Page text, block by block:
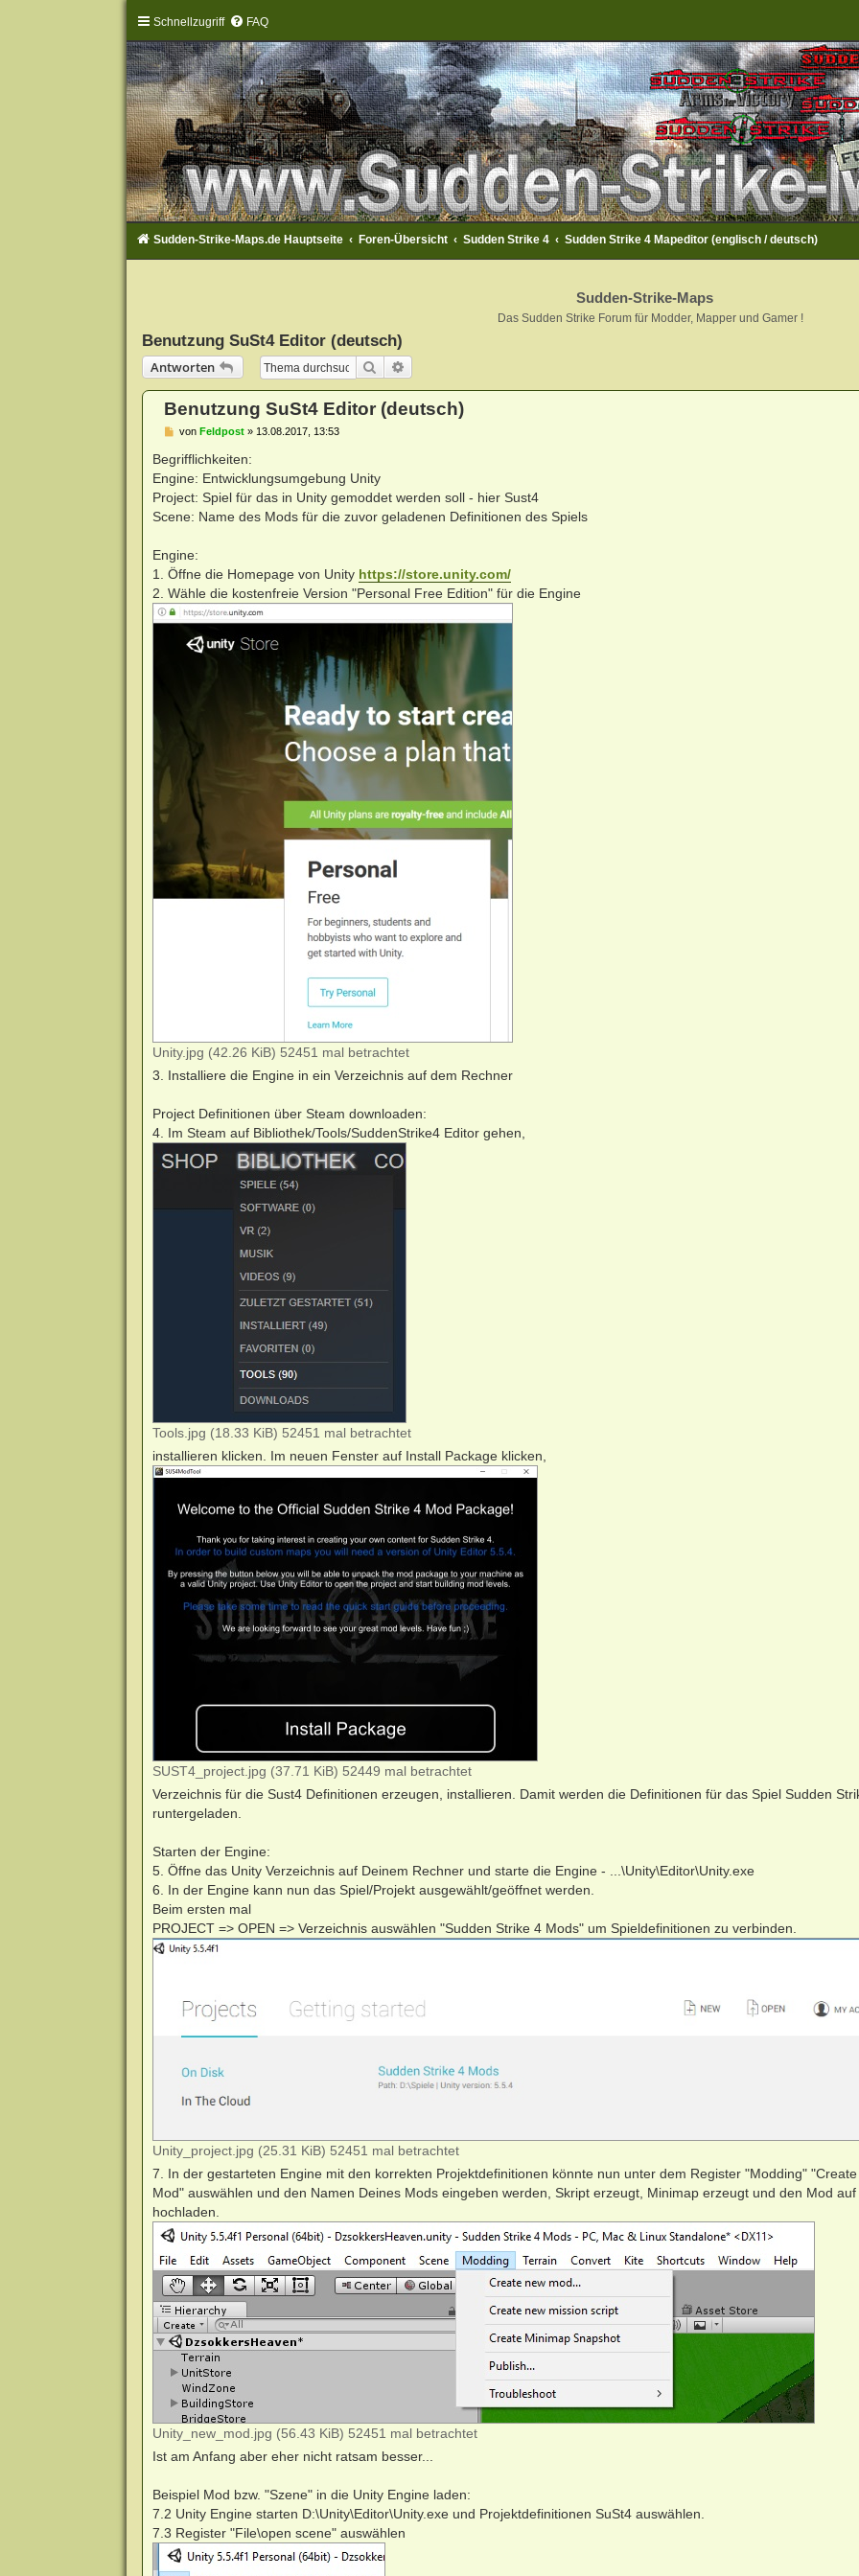
Schnellzugriff FAQ
Sudden-Strike-Maps.de Hauptseite Foren-Übersicht Sudden Strike 4 Sudden Strike 4 Mapeditor (englisch / deutsch)
Sudden-Strike-Maps
Das Sudden Strike Forum für Modder, Mapper und Gamer !
Benutzung SuSt4 Editor (deutsch)
Antworten
Suche
Benutzung SuSt4 Editor (deutsch)
B
i
t
r
a
g
von Feldpost» 13.08.2017, 13:53
Begrifflichkeiten:
Engine: Entwicklungsumgebung Unity
Project: Spiel für das in Unity gemoddet werden soll - hier Sust4
Scene: Name des Mods für die zuvor geladenen Definitionen des Spiels
Engine:
1. Öffne die Homepage von Unity https://store.unity.com/
2. Wähle die kostenfreie Version "Personal Free Edition" für die Engine
Unity.jpg (42.26 KiB) 52451 mal betrachtet
3. Installiere die Engine in ein Verzeichnis auf dem Rechner
Project Definitionen über Steam downloaden:
4. Im Steam auf Bibliothek/Tools/SuddenStrike4 Editor gehen,
Tools.jpg (18.33 KiB) 52451 mal betrachtet
installieren klicken. Im neuen Fenster auf Install Package klicken,
SUST4_project.jpg (37.71 KiB) 52449 mal betrachtet
Verzeichnis für die Sust4 Definitionen erzeugen, installieren. Damit werden die Definitionen für das Spiel Sudden
runtergeladen.
Starten der Engine:
5. Öffne das Unity Verzeichnis auf Deinem Rechner und starte die Engine - ...\Unity\Editor\Unity.exe
6. In der Engine kann nun das Spiel/Projekt ausgewählt/geöffnet werden.
Beim ersten mal
PROJECT => OPEN => Verzeichnis auswählen "Sudden Strike 4 Mods" um Spieldefinitionen zu verbinden.
Unity_project.jpg (25.31 KiB) 52451 mal betrachtet
7. In der gestarteten Engine mit den korrekten Projektdefinitionen könnte nun unter dem Register "Modding"
Mod" auswählen und den Namen Deines Mods eingeben werden, Skript erzeugt, Minimap erzeugt und den Mod auf
hochladen.
Unity_new_mod.jpg (56.43 KiB) 52451 mal betrachtet
Ist am Anfang aber eher nicht ratsam besser...
Beispiel Mod bzw. "Szene" in die Unity Engine laden:
7.2 Unity Engine starten D:\Unity\Editor\Unity.exe und Projektdefinitionen SuSt4 auswählen.
7.3 Register "File\open scene" auswählen